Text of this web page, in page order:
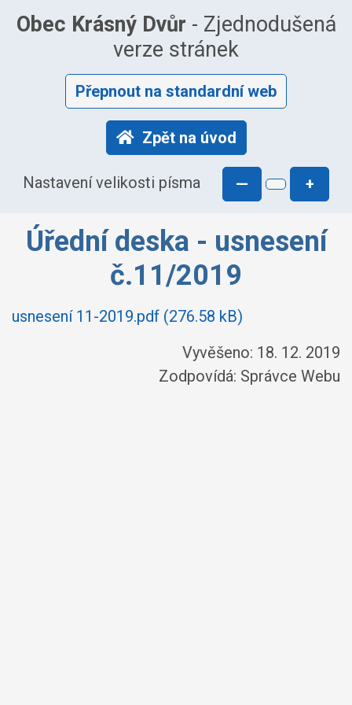
Obec Krásný Dvůr - Zjednodušená
verze stránek
Přepnout na standardní web
Zpět na úvod
Nastavení velikosti písma — +
Úřední deska - usnesení
č.11/2019
usnesení 11-2019.pdf (276.58 kB)
Vyvěšeno: 18. 12. 2019
Zodpovídá: Správce Webu